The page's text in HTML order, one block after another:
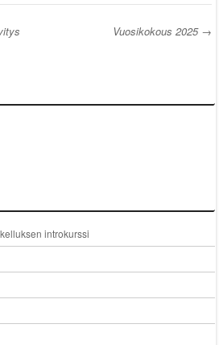
Vuosikokous 2025 →
introkurssi